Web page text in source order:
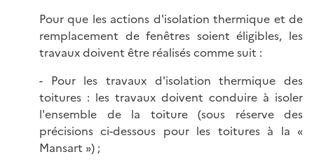
Pour que les actions d'isolation thermique et de
remplacement de fenêtres soient éligibles, les
travaux doivent être réalisés comme suit :
- Pour les travaux d'isolation thermique des
toitures : les travaux doivent conduire à isoler
l'ensemble de la toiture (sous réserve des
précisions ci-dessous pour les toitures à la «
Mansart ») ;